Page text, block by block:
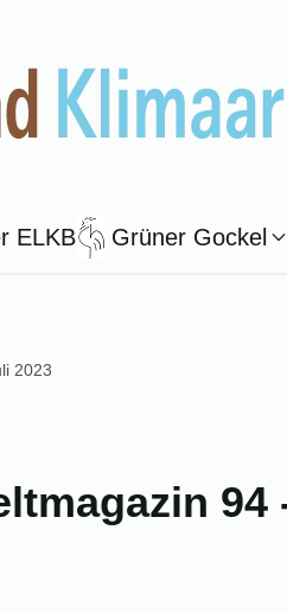
ELKB Grüner Gockel
2023
94